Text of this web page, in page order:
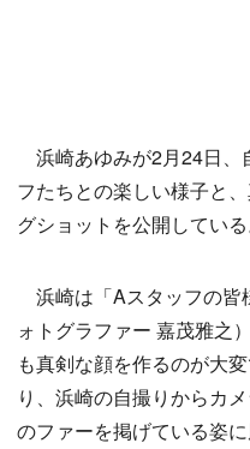
浜崎あゆみが2月24日、
フたちとの楽しい様子と
グショットを公開している
浜崎は「Aスタッフの皆
ォトグラファー 嘉茂雅之
も真剣な顔を作るのが大
り、浜崎の自撮りからカ
のファーを掲げている姿